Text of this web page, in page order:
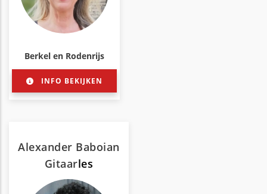
Berkel en Rodenrijs
INFO BEKIJKEN
Alexander Baboian
Gitaarles